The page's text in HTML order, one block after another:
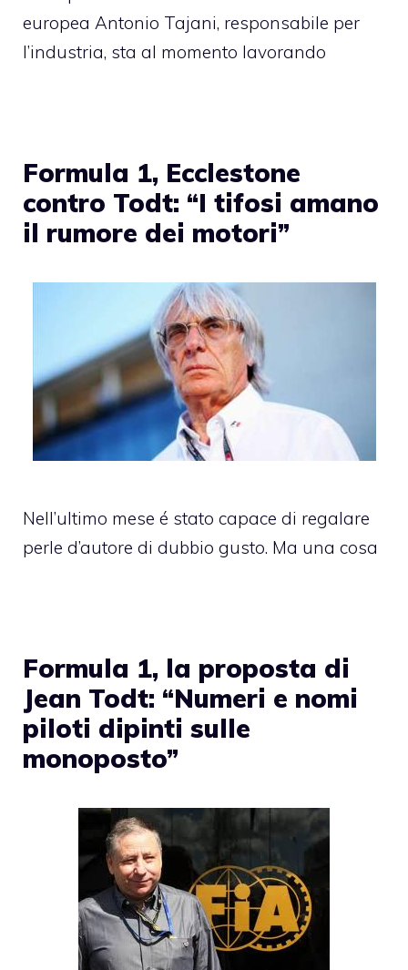
europea Antonio Tajani, responsabile per
l’industria, sta al momento lavorando
Formula 1, Ecclestone
contro Todt: “I tifosi amano
il rumore dei motori”
Nell’ultimo mese é stato capace di regalare
perle d’autore di dubbio gusto. Ma una cosa
Formula 1, la proposta di
Jean Todt: “Numeri e nomi
piloti dipinti sulle
monoposto”